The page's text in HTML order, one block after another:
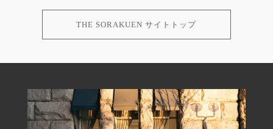
THE SORAKUEN サイトトップ